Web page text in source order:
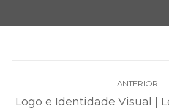
ANTERIOR
Logo e Identidade Visual |